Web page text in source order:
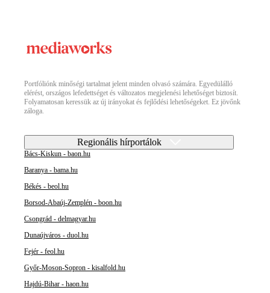
Portfóliónk minőségi tartalmat jelent minden olvasó számára. Egyedülálló
elérést, országos lefedettséget és változatos megjelenési lehetőséget biztosít.
Folyamatosan keressük az új irányokat és fejlődési lehetőségeket. Ez jövőnk
záloga.
Regionális hírportálok
Bács-Kiskun - baon.hu
Baranya - bama.hu
Békés - beol.hu
Borsod-Abaúj-Zemplén - boon.hu
Csongrád - delmagyar.hu
Dunaújváros - duol.hu
Fejér - feol.hu
Győr-Moson-Sopron - kisalfold.hu
Hajdú-Bihar - haon.hu